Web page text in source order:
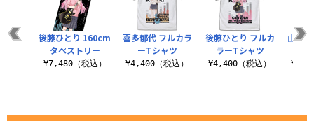
喜多郁代 フルカラ
ーTシャツ
¥4,400（税込）
後藤ひとり フルカ
ラーTシャツ
¥4,400（税込）
山田
後藤ひとり 160cm
タペストリー
¥7,480（税込）